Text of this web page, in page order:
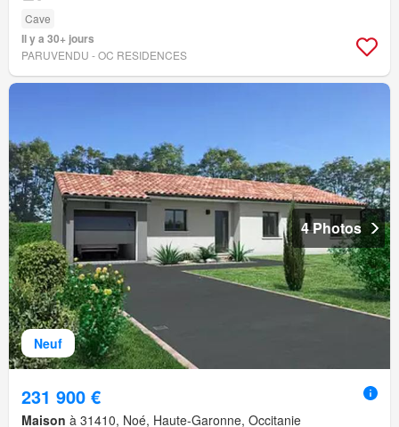
Cave
Il y a 30+ jours
PARUVENDU - OC RESIDENCES
Neuf
4 Photos
231 900 €
Maison à 31410, Noé, Haute-Garonne, Occitanie